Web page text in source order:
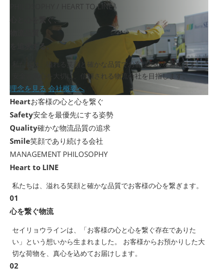
PHILOSOPHY / HEART TO LINE
心と心を繋ぐ、
を追求する。
私たちは、溢れる笑顔と確かな品質でお客様の心を繋ぎます。
安全と真心を大切に、信頼される物流会社を目指します。
理念を見る 会社概要へ
Heartお客様の心と心を繋ぐ
Safety安全を最優先にする姿勢
Quality確かな物流品質の追求
Smile笑顔であり続ける会社
MANAGEMENT PHILOSOPHY
Heart to LINE
私たちは、溢れる笑顔と確かな品質でお客様の心を繋ぎます。
01
心を繋ぐ物流
セイリョウラインは、「お客様の心と心を繋ぐ存在でありた
い」という想いから生まれました。 お客様からお預かりした大
切な荷物を、真心を込めてお届けします。
02